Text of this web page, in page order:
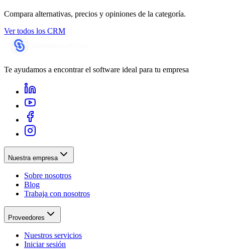
Compara alternativas, precios y opiniones de la categoría.
Ver todos los CRM
Te ayudamos a encontrar el software ideal para tu empresa
Nuestra empresa
Sobre nosotros
Blog
Trabaja con nosotros
Proveedores
Nuestros servicios
Iniciar sesión